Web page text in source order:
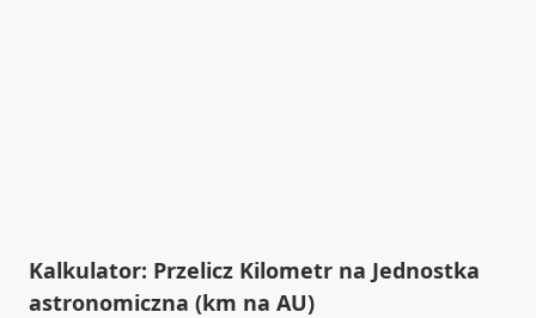
Kalkulator: Przelicz Kilometr na Jednostka
astronomiczna (km na AU)